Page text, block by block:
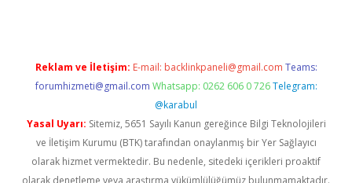
Reklam ve İletişim: E-mail: backlinkpaneli@gmail.com Teams:
forumhizmeti@gmail.com Whatsapp: 0262 606 0 726 Telegram:
@karabul
Yasal Uyarı: Sitemiz, 5651 Sayılı Kanun gereğince Bilgi Teknolojileri
ve İletişim Kurumu (BTK) tarafından onaylanmış bir Yer Sağlayıcı
olarak hizmet vermektedir. Bu nedenle, sitedeki içerikleri proaktif
olarak denetleme veya araştırma yükümlülüğümüz bulunmamaktadır.